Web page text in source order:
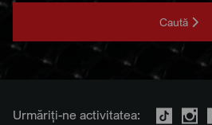
Caută
Urmăriți-ne activitatea: